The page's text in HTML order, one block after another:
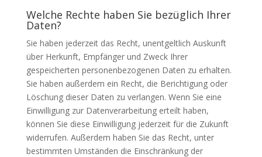
Welche Rechte haben Sie bezüglich Ihrer
Daten?
Sie haben jederzeit das Recht, unentgeltlich Auskunft
über Herkunft, Empfänger und Zweck Ihrer
gespeicherten personenbezogenen Daten zu erhalten.
Sie haben außerdem ein Recht, die Berichtigung oder
Löschung dieser Daten zu verlangen. Wenn Sie eine
Einwilligung zur Datenverarbeitung erteilt haben,
können Sie diese Einwilligung jederzeit für die Zukunft
widerrufen. Außerdem haben Sie das Recht, unter
bestimmten Umständen die Einschränkung der